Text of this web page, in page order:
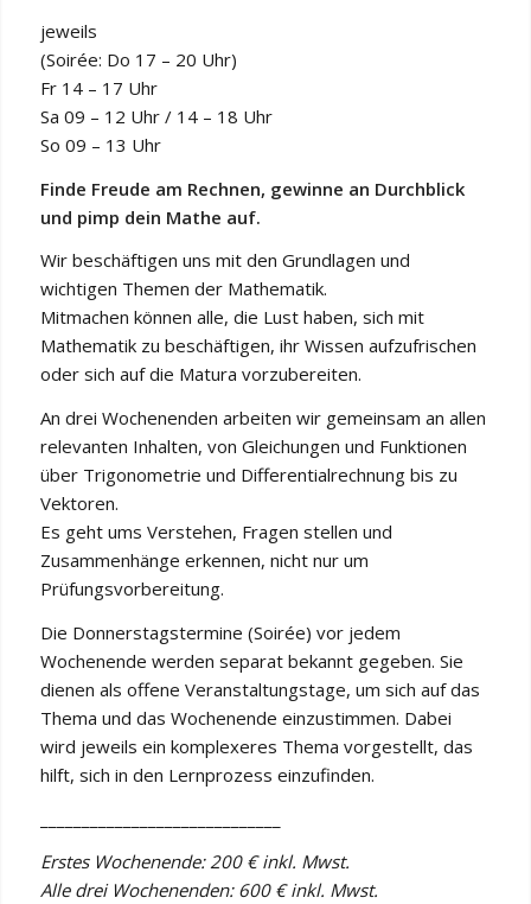
jeweils
(Soirée: Do 17 – 20 Uhr)
Fr 14 – 17 Uhr
Sa 09 – 12 Uhr / 14 – 18 Uhr
So 09 – 13 Uhr
Finde Freude am Rechnen, gewinne an Durchblick
und pimp dein Mathe auf.
Wir beschäftigen uns mit den Grundlagen und
wichtigen Themen der Mathematik.
Mitmachen können alle, die Lust haben, sich mit
Mathematik zu beschäftigen, ihr Wissen aufzufrischen
oder sich auf die Matura vorzubereiten.
An drei Wochenenden arbeiten wir gemeinsam an allen
relevanten Inhalten, von Gleichungen und Funktionen
über Trigonometrie und Differentialrechnung bis zu
Vektoren.
Es geht ums Verstehen, Fragen stellen und
Zusammenhänge erkennen, nicht nur um
Prüfungsvorbereitung.
Die Donnerstagstermine (Soirée) vor jedem
Wochenende werden separat bekannt gegeben. Sie
dienen als offene Veranstaltungstage, um sich auf das
Thema und das Wochenende einzustimmen. Dabei
wird jeweils ein komplexeres Thema vorgestellt, das
hilft, sich in den Lernprozess einzufinden.
Erstes Wochenende: 200 € inkl. Mwst.
Alle drei Wochenenden: 600 € inkl. Mwst.